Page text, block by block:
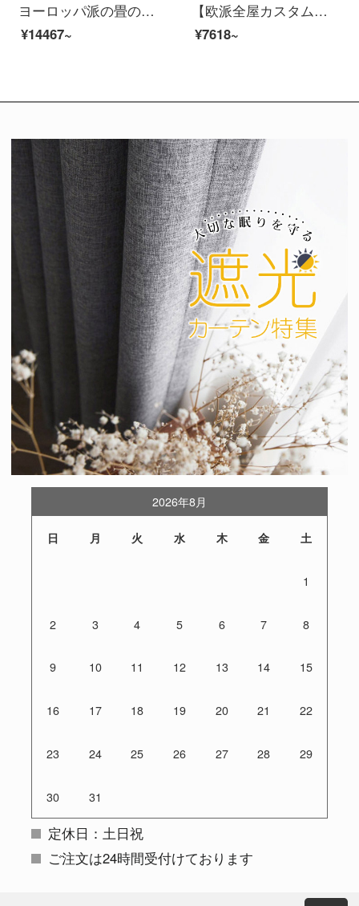
ヨーロッパ派の畳のベッドをカスタマイズして、全体の寝室のベッドセットをセットして、窓付き書斎に二回ベッドに寝るダブルベッドの家具を注文しました。パリの春の1899元/平方メートル（投影面積によって計算します。）
¥14467~
【欧派全屋カスタム星尚シリーズ15㎡】軽い贅沢風の全部屋オーダーメイド促箪笥前払い金
¥7618~
2026年8月
日 月 火 水 木 金 土
1
2 3 4 5 6 7 8
9 10 11 12 13 14 15
16 17 18 19 20 21 22
23 24 25 26 27 28 29
30 31
定休日：土日祝
ご注文は24時間受付けております